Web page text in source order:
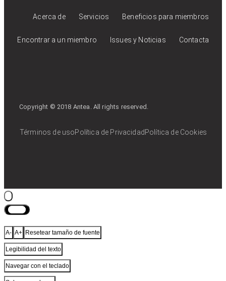
Acerca de Servicios Beneficios para miembros
Encontrar a un miembro Issues y Noticias Contacta
Copyright © 2018 Antea. All rights reserved.
Términos de usoPolítica de Privacidad Política de Cookies
Cerrar
A- A+ Resetear tamaño de fuente
Legibilidad del texto
Navegar con el teclado